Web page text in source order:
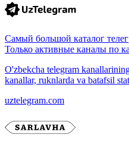
Самый большой каталог
Только активные каналы по
O'zbekcha telegram
kanallar, ruknlarda va batafsil
uztelegram.com